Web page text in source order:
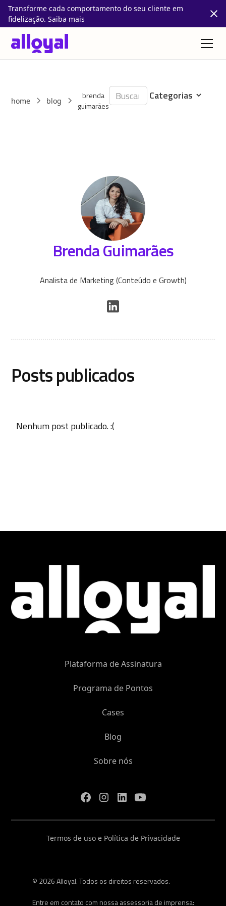
Transforme cada comportamento do seu cliente em
fidelização. Saiba mais
home blog
brenda
guimarães
Brenda Guimarães
Analista de Marketing (Conteúdo e Growth)
Posts publicados
Nenhum post publicado. :(
Plataforma de Assinatura
Programa de Pontos
Cases
Blog
Sobre nós
© 2026 Alloyal. Todos os direitos reservados.
Entre em contato com nossa assessoria de imprensa:
Termos de uso e Política de Privacidade